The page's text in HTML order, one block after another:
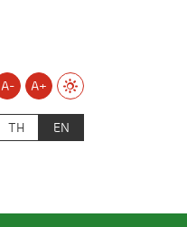
A-
A+
TH
EN